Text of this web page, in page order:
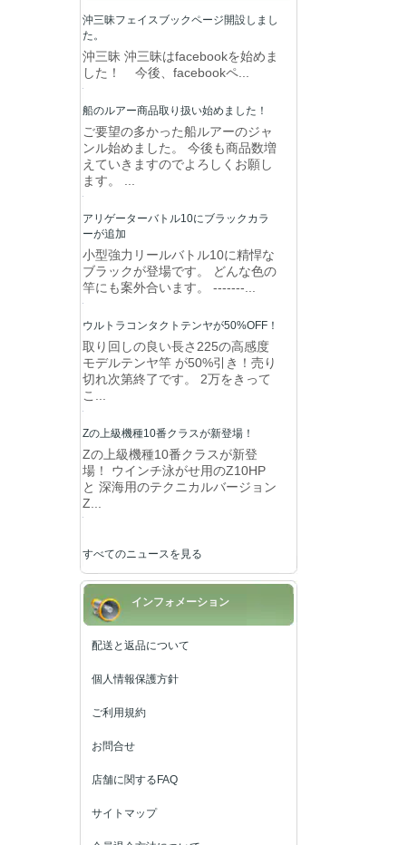
沖三昧フェイスブックページ開設しまし
た。
沖三昧 沖三昧はfacebookを始めま
した！ 今後、facebookペ...
船のルアー商品取り扱い始めました！
ご要望の多かった船ルアーのジャ
ンル始めました。 今後も商品数増
えていきますのでよろしくお願し
ます。 ...
アリゲーターバトル10にブラックカラ
ーが追加
小型強力リールバトル10に精悍な
ブラックが登場です。 どんな色の
竿にも案外合います。 -------...
ウルトラコンタクトテンヤが50%OFF！
取り回しの良い長さ225の高感度
モデルテンヤ竿 が50%引き！売り
切れ次第終了です。 2万をきって
こ...
Zの上級機種10番クラスが新登場！
Zの上級機種10番クラスが新登
場！ ウインチ泳がせ用のZ10HP
と 深海用のテクニカルバージョン
Z...
すべてのニュースを見る
インフォメーション
配送と返品について
個人情報保護方針
ご利用規約
お問合せ
店舗に関するFAQ
サイトマップ